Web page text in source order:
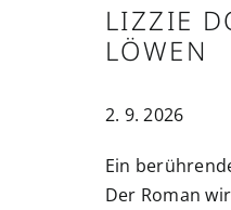
LIZZIE
LÖWEN
2. 9. 2026
Ein
Der Roman